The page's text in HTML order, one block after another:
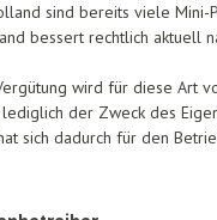
sind bereits viele Mini-
bessert rechtlich aktuell
wird für diese Art
der Zweck des
sich dadurch für den